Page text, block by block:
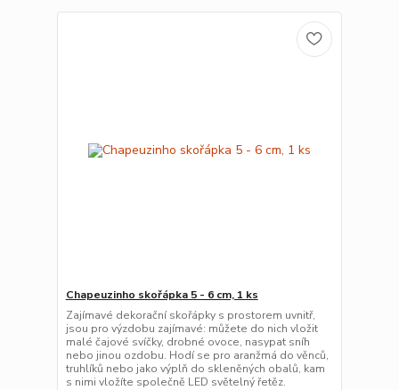
Chapeuzinho skořápka 5 - 6 cm, 1 ks
Zajímavé dekorační skořápky s prostorem uvnitř,
jsou pro výzdobu zajímavé: můžete do nich vložit
malé čajové svíčky, drobné ovoce, nasypat sníh
nebo jinou ozdobu. Hodí se pro aranžmá do věnců,
truhlíků nebo jako výplň do skleněných obalů, kam
s nimi vložíte společně LED světelný řetěz.